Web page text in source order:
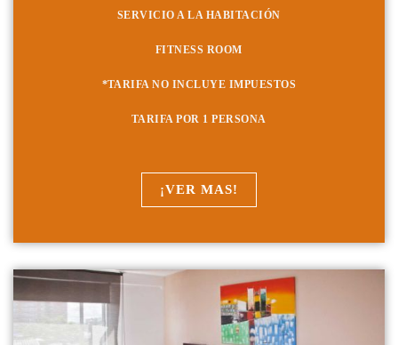
SERVICIO A LA HABITACIÓN
FITNESS ROOM
*TARIFA NO INCLUYE IMPUESTOS
TARIFA POR 1 PERSONA
¡VER MAS!